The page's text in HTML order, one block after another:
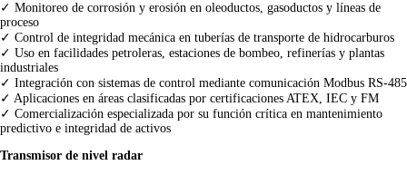
✓ Monitoreo de corrosión y erosión en oleoductos, gasoductos y líneas de
proceso
✓ Control de integridad mecánica en tuberías de transporte de hidrocarburos
✓ Uso en facilidades petroleras, estaciones de bombeo, refinerías y plantas
industriales
✓ Integración con sistemas de control mediante comunicación Modbus RS-485
✓ Aplicaciones en áreas clasificadas por certificaciones ATEX, IEC y FM
✓ Comercialización especializada por su función crítica en mantenimiento
predictivo e integridad de activos
Transmisor de nivel radar